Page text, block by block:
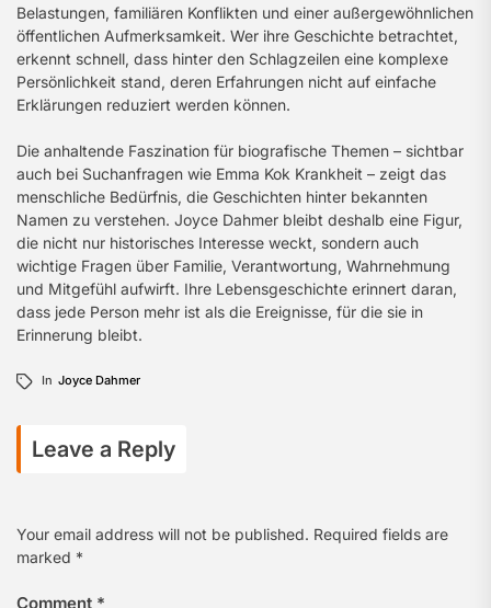
Belastungen, familiären Konflikten und einer außergewöhnlichen
öffentlichen Aufmerksamkeit. Wer ihre Geschichte betrachtet,
erkennt schnell, dass hinter den Schlagzeilen eine komplexe
Persönlichkeit stand, deren Erfahrungen nicht auf einfache
Erklärungen reduziert werden können.
Die anhaltende Faszination für biografische Themen – sichtbar
auch bei Suchanfragen wie Emma Kok Krankheit – zeigt das
menschliche Bedürfnis, die Geschichten hinter bekannten
Namen zu verstehen. Joyce Dahmer bleibt deshalb eine Figur,
die nicht nur historisches Interesse weckt, sondern auch
wichtige Fragen über Familie, Verantwortung, Wahrnehmung
und Mitgefühl aufwirft. Ihre Lebensgeschichte erinnert daran,
dass jede Person mehr ist als die Ereignisse, für die sie in
Erinnerung bleibt.
In Joyce Dahmer
Leave a Reply
Your email address will not be published. Required fields are
marked *
Comment *